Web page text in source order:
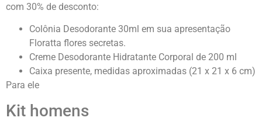
com 30% de desconto:
Colônia Desodorante 30ml em sua apresentação
Floratta flores secretas.
Creme Desodorante Hidratante Corporal de 200 ml
Caixa presente, medidas aproximadas (21 x 21 x 6 cm)
Para ele
Kit homens